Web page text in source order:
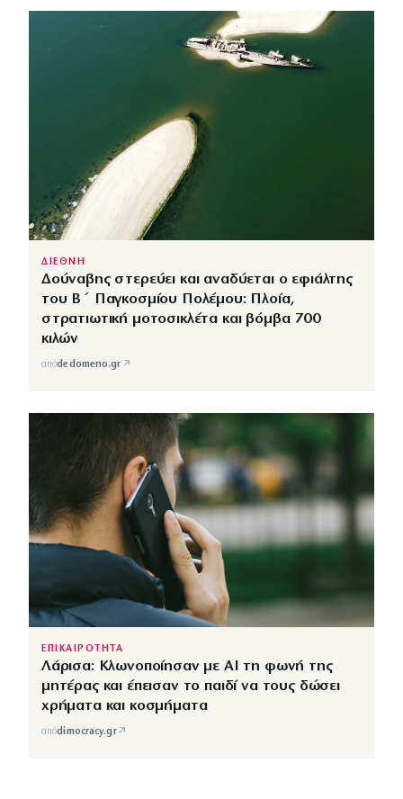
ΔΙΕΘΝΗ
Δούναβης στερεύει και αναδύεται ο εφιάλτης
του Β΄ Παγκοσμίου Πολέμου: Πλοία,
στρατιωτική μοτοσικλέτα και βόμβα 700
κιλών
απόdedomeno.gr ↗
ΕΠΙΚΑΙΡΟΤΗΤΑ
Λάρισα: Κλωνοποίησαν με AI τη φωνή της
μητέρας και έπεισαν το παιδί να τους δώσει
χρήματα και κοσμήματα
απόdimocracy.gr↗